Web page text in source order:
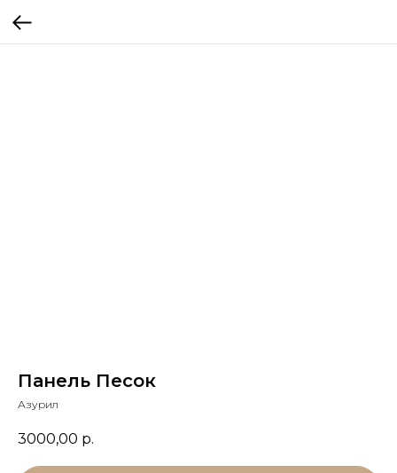
Панель Песок
Азурил
3000,00 р.